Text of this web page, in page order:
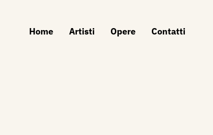
Home Artisti Opere Contatti